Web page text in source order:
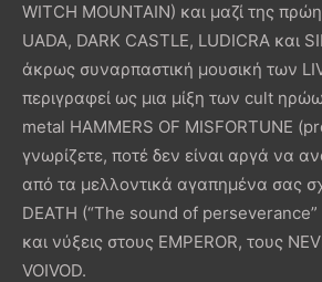
WITCH MOUNTAIN) και μαζί της
UADA, DARK CASTLE, LUDICRA και
άκρως συναρπαστική μουσική των
περιγραφεί ως μια μίξη των cult
metal HAMMERS OF MISFORTUNE
γνωρίζετε, ποτέ δεν είναι αργά να
από τα μελλοντικά αγαπημένα σας
DEATH (“The sound of
και νύξεις στους EMPEROR, τους
VOIVOD.